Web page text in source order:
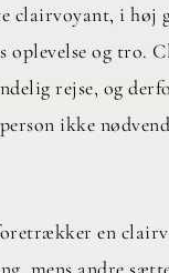
clairvoyant, i høj
oplevelse og tro.
rejse, og
ikke
en